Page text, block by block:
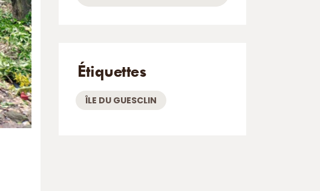
Étiquettes
ÎLE DU GUESCLIN